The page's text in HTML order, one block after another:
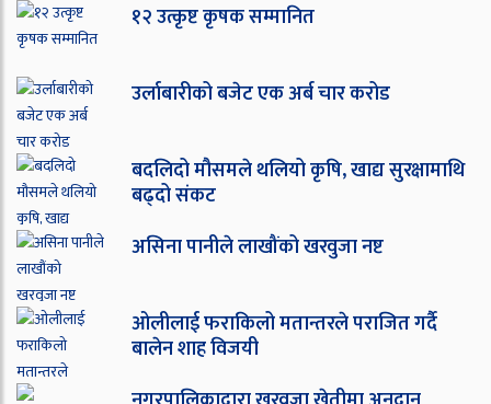
१२ उत्कृष्ट कृषक सम्मानित
उर्लाबारीको बजेट एक अर्ब चार करोड
बदलिदो मौसमले थलियो कृषि, खाद्य सुरक्षामाथि
बढ्दो संकट
असिना पानीले लाखौंको खरवुजा नष्ट
ओ‌लीलाई फराकिलो मतान्तरले पराजित गर्दै
बालेन शाह विजयी